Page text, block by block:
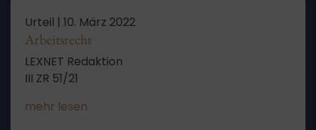
Urteil | 10. März 2022
Arbeitsrecht
LEXNET Redaktion
III ZR 51/21
mehr lesen